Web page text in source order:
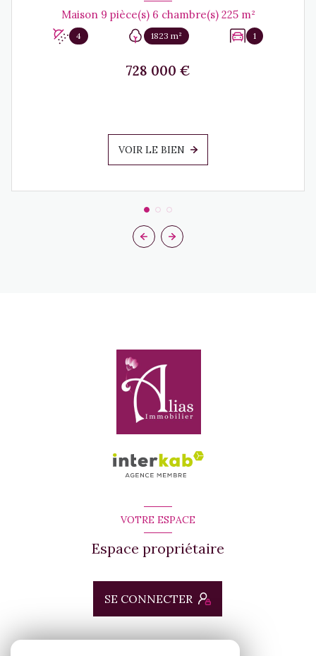
Maison 9 pièce(s) 6 chambre(s) 225 m²
4 1823 m² 1
728 000 €
VOIR LE BIEN
VOTRE ESPACE
Espace propriétaire
SE CONNECTER